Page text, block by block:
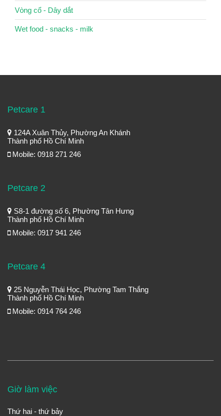
Vòng cổ - Dây dắt
Wet food - snacks - milk
Petcare 1
124A Xuân Thủy, Phường An Khánh
Thành phố Hồ Chí Minh
Mobile: 0918 271 246
Petcare 2
S8-1 đường số 6, Phường Tân Hưng
Thành phố Hồ Chí Minh
Mobile: 0917 941 246
Petcare 4
25 Nguyễn Thái Học, Phường Tam Thắng
Thành phố Hồ Chí Minh
Mobile: 0914 764 246
Giờ làm việc
Thứ hai - thứ bảy